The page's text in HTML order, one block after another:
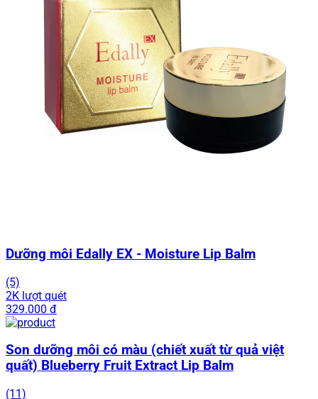
Dưỡng môi Edally EX - Moisture Lip Balm
(5)
2K lượt quét
329.000 đ
Son dưỡng môi có màu (chiết xuất từ quả việt
quất) Blueberry Fruit Extract Lip Balm
(11)